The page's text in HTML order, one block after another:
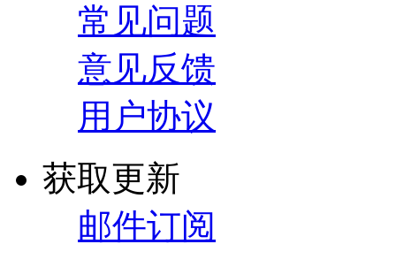
常见问题
意见反馈
用户协议
获取更新
邮件订阅